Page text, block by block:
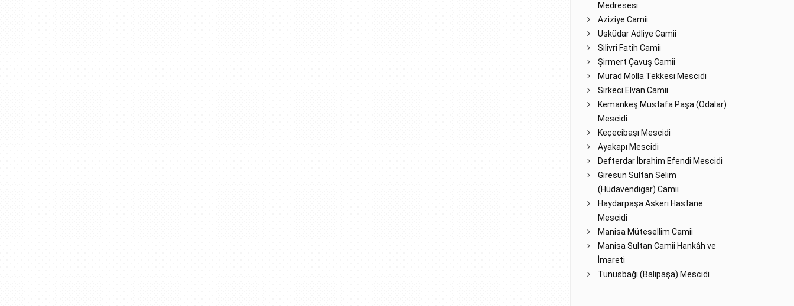
Medresesi
Aziziye Camii
Üsküdar Adliye Camii
Silivri Fatih Camii
Şirmert Çavuş Camii
Murad Molla Tekkesi Mescidi
Sirkeci Elvan Camii
Kemankeş Mustafa Paşa (Odalar)
Mescidi
Keçecibaşı Mescidi
Ayakapı Mescidi
Defterdar İbrahim Efendi Mescidi
Giresun Sultan Selim
(Hüdavendigar) Camii
Haydarpaşa Askeri Hastane
Mescidi
Manisa Mütesellim Camii
Manisa Sultan Camii Hankâh ve
İmareti
Tunusbağı (Balipaşa) Mescidi